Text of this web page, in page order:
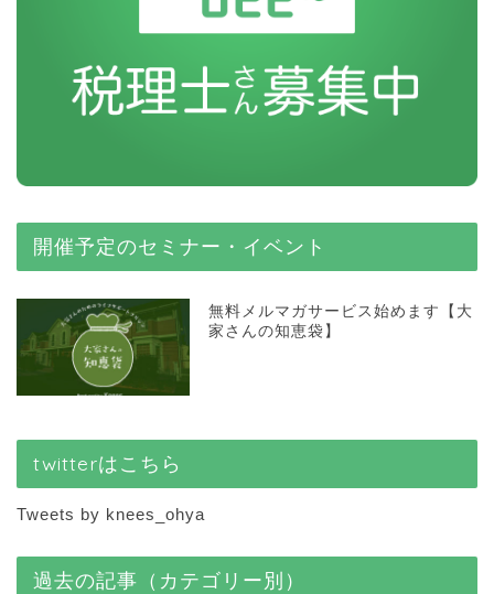
開催予定のセミナー・イベント
無料メルマガサービス始めます【大
家さんの知恵袋】
twitterはこちら
Tweets by knees_ohya
過去の記事（カテゴリー別）